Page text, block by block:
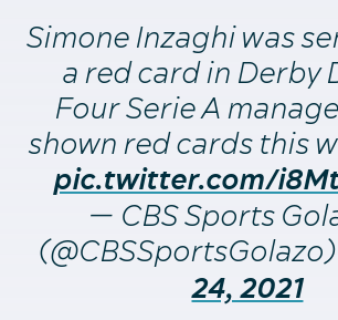
Simone Inzaghi was
a red card in Derby
Four Serie A
shown red cards this
pic.twitter.com/
— CBS Sports
(@CBSSportsGolazo)
24, 2021